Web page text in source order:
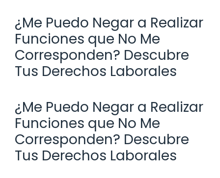
¿Me Puedo Negar a Realizar
Funciones que No Me
Corresponden? Descubre
Tus Derechos Laborales
¿Me Puedo Negar a Realizar
Funciones que No Me
Corresponden? Descubre
Tus Derechos Laborales